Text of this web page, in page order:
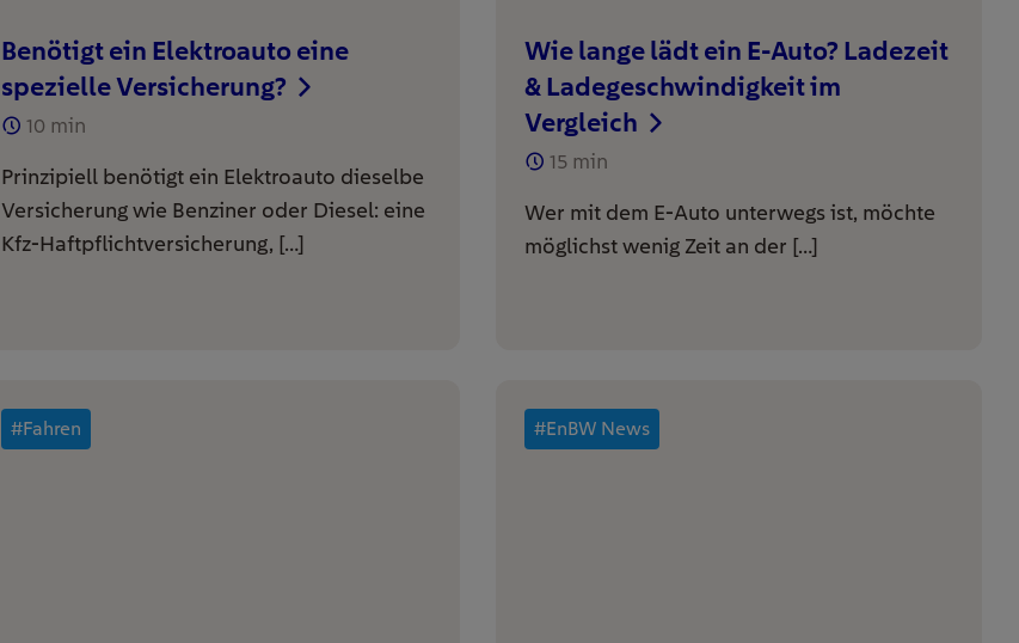
Benötigt ein Elektroauto eine
spezielle Versicherung?
10 min
Prinzipiell benötigt ein Elektroauto dieselbe
Versicherung wie Benziner oder Diesel: eine
Kfz-Haftpflichtversicherung, […]
Wie lange lädt ein E-Auto? Ladezeit
& Ladegeschwindigkeit im
Vergleich
15min
Wer mit dem E-Auto unterwegs ist, möchte
möglichst wenig Zeit an der […]
#Fahren #EnBW News